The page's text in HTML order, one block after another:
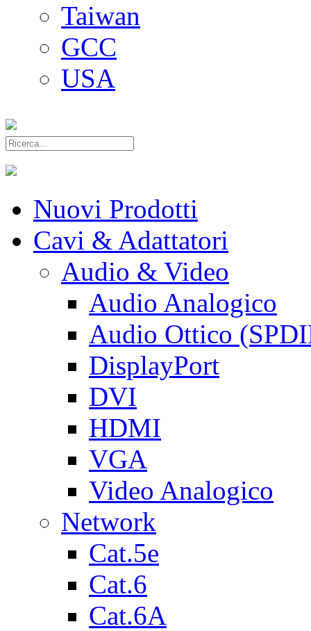
Taiwan
GCC
USA
Nuovi Prodotti
Cavi & Adattatori
Audio & Video
Audio Analogico
Audio Ottico
DisplayPort
DVI
HDMI
VGA
Video Analogico
Network
Cat.5e
Cat.6
Cat.6A